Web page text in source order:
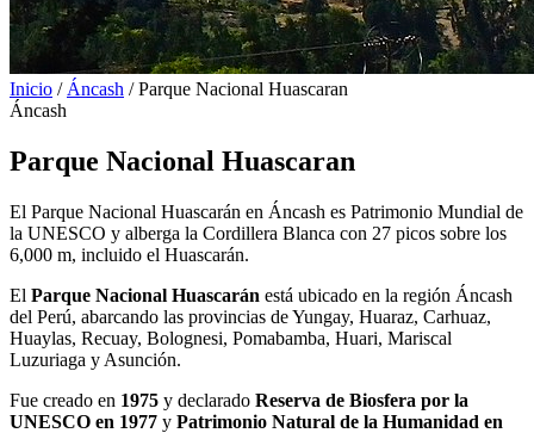
Inicio / Áncash / Parque Nacional Huascaran
Áncash
Parque Nacional Huascaran
El Parque Nacional Huascarán en Áncash es Patrimonio Mundial de
la UNESCO y alberga la Cordillera Blanca con 27 picos sobre los
6,000 m, incluido el Huascarán.
El Parque Nacional Huascarán está ubicado en la región Áncash
del Perú, abarcando las provincias de Yungay, Huaraz, Carhuaz,
Huaylas, Recuay, Bolognesi, Pomabamba, Huari, Mariscal
Luzuriaga y Asunción.
Fue creado en 1975 y declarado Reserva de Biosfera por la
UNESCO en 1977 y Patrimonio Natural de la Humanidad en